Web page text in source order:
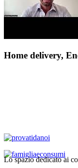
Home delivery,
Lo spazio dedicato ai